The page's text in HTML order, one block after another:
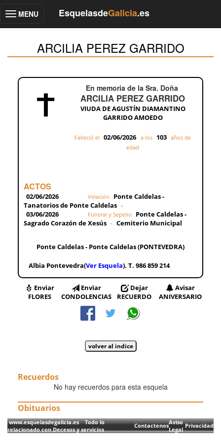
Toggle
MENU EsquelasdeGalicia.es
ARCILIA PEREZ GARRIDO
En memoria de la Sra. Doña
ARCILIA PEREZ GARRIDO
VIUDA DE AGUSTÍN DIAMANTINO
GARRIDO AMOEDO
Falleció el 02/06/2026 a los 103 años de
edad
ACTOS
02/06/2026 Velación
Ponte Caldelas -
Tanatorios de Ponte Caldelas -
03/06/2026 Funeral y Sepelio
Ponte Caldelas -
Sagrado Corazón de Xesús - Cemiterio Municipal
Ponte Caldelas - Ponte Caldelas (PONTEVEDRA)
Albia Pontevedra(Ver Esquela). T. 986 859 214
Enviar
FLORES
Enviar
CONDOLENCIAS
Dejar
RECUERDO
Avisar
ANIVERSARIO
Recuerdos
No hay recuerdos para esta esquela
Obituarios
www.esquelasdegalicia.es Todo lo
relacionado con Decesos y servicios
ContactenosAviso
Legal
Privacidad